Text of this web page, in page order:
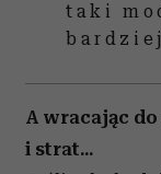
taki
A wracając
i strat...